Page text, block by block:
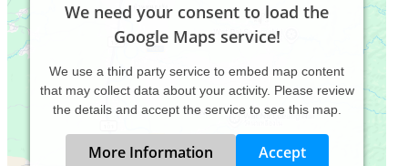
We need your consent to load the
Google Maps service!
We use a third party service to embed map content
that may collect data about your activity. Please review
the details and accept the service to see this map.
More Information Accept